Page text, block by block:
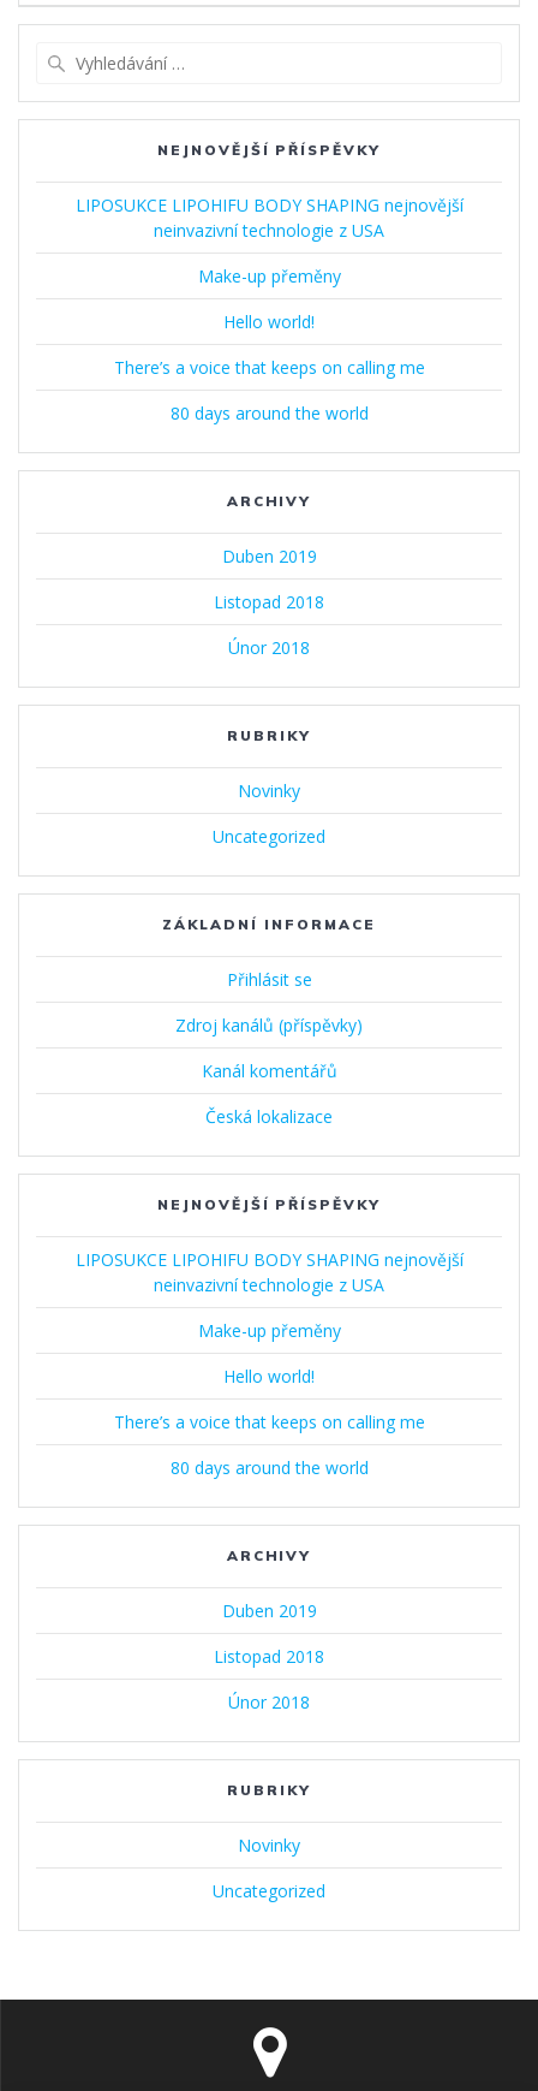
příspěvek
NEJNOVĚJŠÍ PŘÍSPĚVKY
LIPOSUKCE LIPOHIFU BODY SHAPING nejnovější
neinvazivní technologie z USA
Make-up přeměny
Hello world!
There’s a voice that keeps on calling me
80 days around the world
ARCHIVY
Duben 2019
Listopad 2018
Únor 2018
RUBRIKY
Novinky
Uncategorized
ZÁKLADNÍ INFORMACE
Přihlásit se
Zdroj kanálů (příspěvky)
Kanál komentářů
Česká lokalizace
NEJNOVĚJŠÍ PŘÍSPĚVKY
LIPOSUKCE LIPOHIFU BODY SHAPING nejnovější
neinvazivní technologie z USA
Make-up přeměny
Hello world!
There’s a voice that keeps on calling me
80 days around the world
ARCHIVY
Duben 2019
Listopad 2018
Únor 2018
RUBRIKY
Novinky
Uncategorized